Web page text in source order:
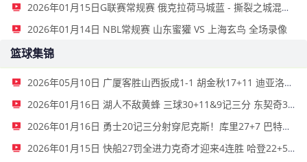
2026年01月15日G联赛常规赛 俄克拉荷马城蓝 - 撕裂之城混音 全场录像
2026年01月14日 NBL常规赛 山东蜜獾 VS 上海玄鸟 全场录像
篮球集锦
2026年05月10日 广厦客胜山西扳成1-1 胡金秋17+11 迪亚洛关键上篮不中
2026年01月16日 湖人不敌黄蜂 三球30+11&9记三分 东契奇39分 詹姆斯29+9+6
2026年01月16日 勇士20记三分射穿尼克斯！库里27+7 巴特勒32+8 穆迪三分9中7
2026年01月15日 快船27罚全进力克奇才迎来4连胜 哈登22+5+8 伦纳德33分4断